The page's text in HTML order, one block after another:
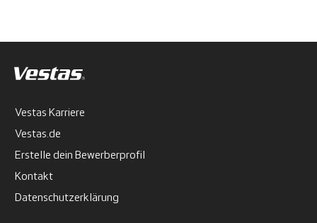
Vestas Karriere
Vestas.de
Erstelle dein Bewerberprofil
Kontakt
Datenschutzerklärung